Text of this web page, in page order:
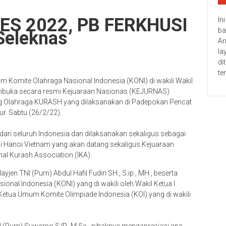
2022, PB FERKHUSI
Komite Olahraga Nasional Indonesia (KONI) di wakili Wakil
secara resmi Kejuaraan Nasionas (KEJURNAS)
KURASH yang dilaksanakan di Padepokan Pencat
Sabtu (26/2/22).
seluruh Indonesia dan dilaksanakan sekaligus sebagai
Vietnam yang akan datang sekaligus Kejuaraan
Kurash Association (IKA).
TNI (Purn) Abdul Hafil Fudin SH., S.ip., MH., beserta
Indonesia (KONI) yang di wakili oleh Wakil Ketua I
Umum Komite Olimpiade Indonesia (KOI) yang di wakili